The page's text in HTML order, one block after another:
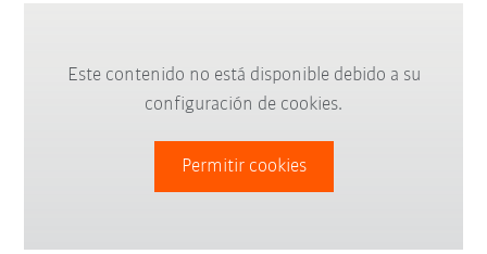
Este contenido no está disponible debido a su
configuración de cookies.
Permitir cookies